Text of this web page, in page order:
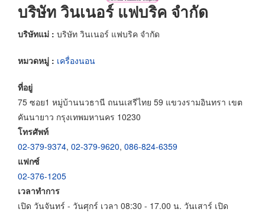
บริษัท วินเนอร์ แฟบริค จำกัด
บริษัทแม่ : บริษัท วินเนอร์ แฟบริค จำกัด
หมวดหมู่ : เครื่องนอน
ที่อยู่
75 ซอย1 หมู่บ้านนวธานี ถนนเสรีไทย 59 แขวงรามอินทรา เขต
คันนายาว กรุงเทพมหานคร 10230
โทรศัพท์
02-379-9374, 02-379-9620, 086-824-6359
แฟกซ์
02-376-1205
เวลาทำการ
เปิด วันจันทร์ - วันศุกร์ เวลา 08:30 - 17.00 น. วันเสาร์ เปิด